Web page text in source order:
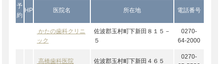
予
約
HP 医院名 所在地 電話番号
かたの歯科クリニ
ック
佐波郡玉村町下新田８１５－
５
0270-
64-2000
高橋歯科医院 佐波郡玉村町下新田４６５
0270-